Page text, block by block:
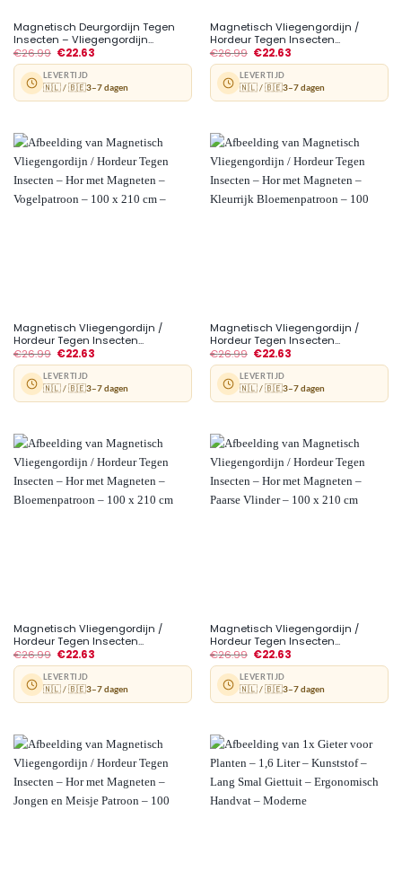
Magnetisch Deurgordijn Tegen
Insecten – Vliegengordijn...
€26.99 €22.63
LEVERTIJD
🇳🇱 / 🇧🇪3–7 dagen
Magnetisch Vliegengordijn /
Hordeur Tegen Insecten...
€26.99 €22.63
LEVERTIJD
🇳🇱 / 🇧🇪3–7 dagen
Magnetisch Vliegengordijn /
Hordeur Tegen Insecten...
€26.99 €22.63
LEVERTIJD
🇳🇱 / 🇧🇪3–7 dagen
Magnetisch Vliegengordijn /
Hordeur Tegen Insecten...
€26.99 €22.63
LEVERTIJD
🇳🇱 / 🇧🇪3–7 dagen
Magnetisch Vliegengordijn /
Hordeur Tegen Insecten...
€26.99 €22.63
LEVERTIJD
🇳🇱 / 🇧🇪3–7 dagen
Magnetisch Vliegengordijn /
Hordeur Tegen Insecten...
€26.99 €22.63
LEVERTIJD
🇳🇱 / 🇧🇪3–7 dagen